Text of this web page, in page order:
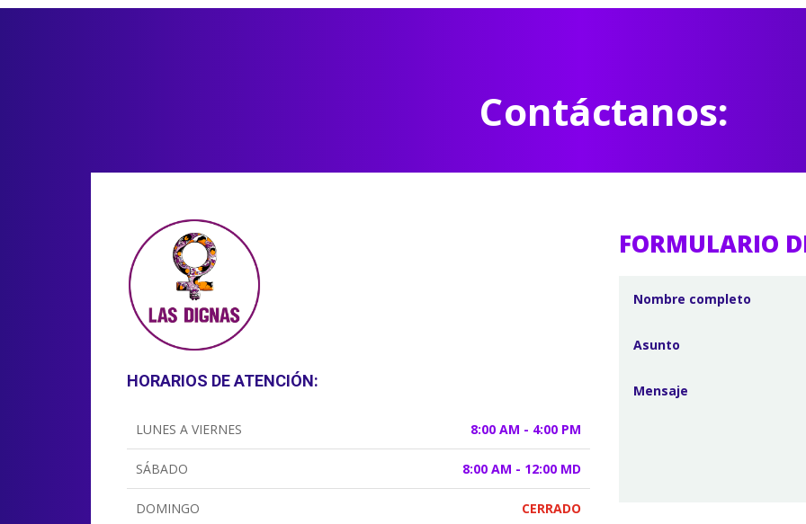
Contáctanos:
HORARIOS DE ATENCIÓN:
LUNES A VIERNES 8:00 AM - 4:00 PM
SÁBADO 8:00 AM - 12:00 MD
DOMINGO CERRADO
FORMULARIO